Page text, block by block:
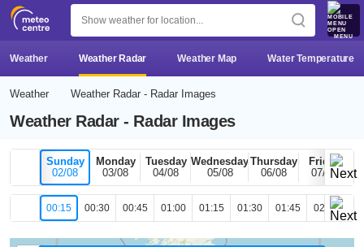
MENU
Weather Weather Radar Weather Map Water Temperature
Weather Weather Radar - Radar Images
Weather Radar - Radar Images
Sunday
02/08
Monday
03/08
Tuesday
04/08
Wednesday
05/08
Thursday
06/08
Friday
07/08
00:15 00:30 00:45 01:00 01:15 01:30 01:45 02:00